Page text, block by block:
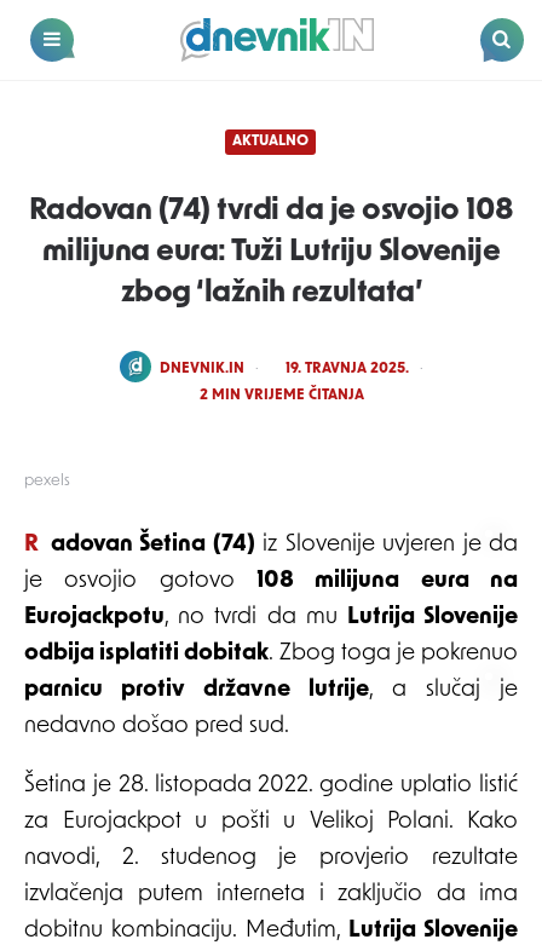
Dnevnik.in
pexels
AKTUALNO
Radovan (74) tvrdi da je osvojio 108
milijuna eura: Tuži Lutriju Slovenije
zbog ‘lažnih rezultata’
POSTED
DNEVNIK.IN
19. TRAVNJA 2025.
2 MIN VRIJEME ČITANJA
Radovan Šetina (74) iz Slovenije uvjeren je da
je osvojio gotovo 108 milijuna eura na
Eurojackpotu, no tvrdi da mu Lutrija Slovenije
odbija isplatiti dobitak. Zbog toga je pokrenuo
parnicu protiv državne lutrije, a slučaj je
nedavno došao pred sud.
Šetina je 28. listopada 2022. godine uplatio listić
za Eurojackpot u pošti u Velikoj Polani. Kako
navodi, 2. studenog je provjerio rezultate
izvlačenja putem interneta i zaključio da ima
dobitnu kombinaciju. Međutim, Lutrija Slovenije